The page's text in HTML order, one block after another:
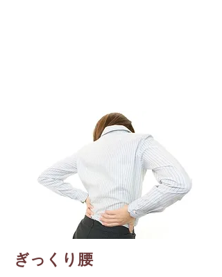
ぎっくり腰